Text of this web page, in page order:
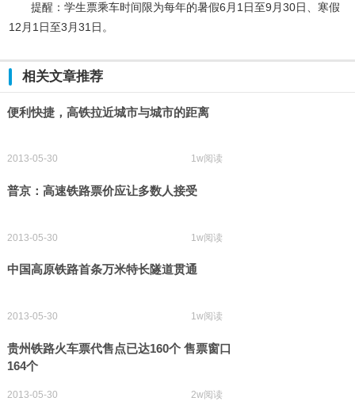
提醒：学生票乘车时间限为每年的暑假6月1日至9月30日、寒假
12月1日至3月31日。
相关文章推荐
便利快捷，高铁拉近城市与城市的距离
2013-05-30 1w阅读
普京：高速铁路票价应让多数人接受
2013-05-30 1w阅读
中国高原铁路首条万米特长隧道贯通
2013-05-30 1w阅读
贵州铁路火车票代售点已达160个 售票窗口
164个
2013-05-30 2w阅读